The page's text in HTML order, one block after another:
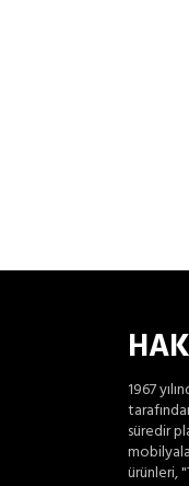
1967
süredir
ürünleri,